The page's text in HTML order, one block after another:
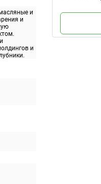
и
и
и